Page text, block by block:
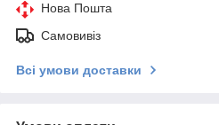
Нова Пошта
Самовивіз
Всі умови доставки